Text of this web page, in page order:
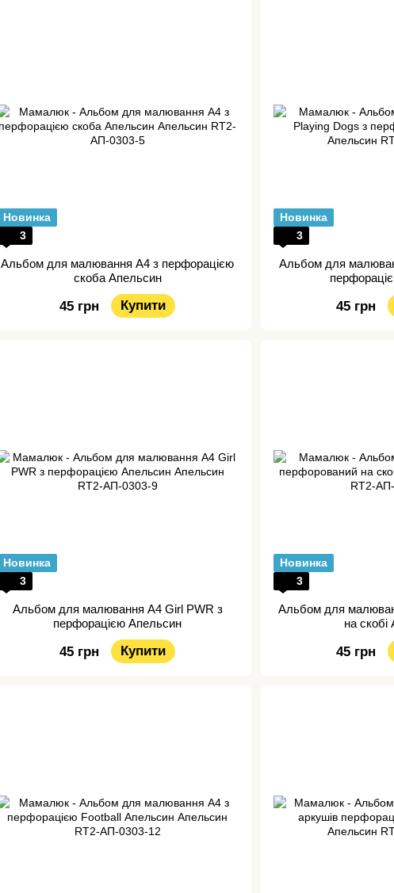
Новинка
3
Альбом для малювання А4 з перфорацією
скоба Апельсин
45 грн Купити
Новинка
3
Альбом для
45 грн
Новинка
3
Альбом для малювання A4 Girl PWR з
перфорацією Апельсин
45 грн Купити
Новинка
3
Альбом для
на
45 грн